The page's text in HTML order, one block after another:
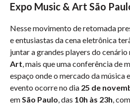
Expo Music & Art São
Nesse movimento de retomada
e entusiastas da cena eletrônica
juntar a grandes players do cenário
Art, mais que uma conferência de
espaço onde o mercado da música
evento ocorre no dia 25 de
emSão Paulo, das 10h às 23h,